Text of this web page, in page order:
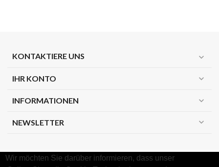
KONTAKTIERE UNS expand_more
IHR KONTO expand_more
INFORMATIONEN expand_more
NEWSLETTER expand_more
Wir möchten Sie darüber informieren, dass unser